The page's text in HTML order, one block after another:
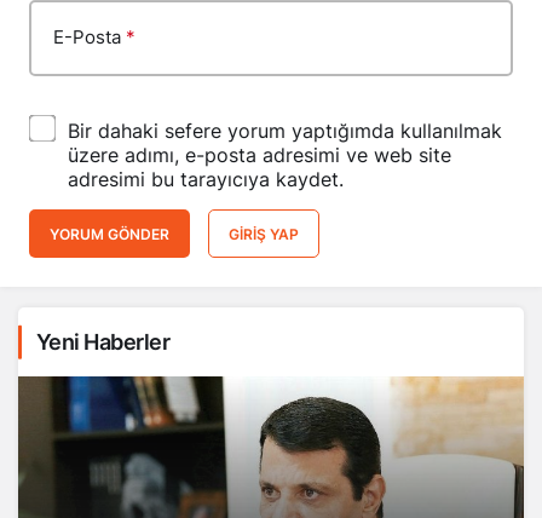
E-Posta *
Bir dahaki sefere yorum yaptığımda kullanılmak
üzere adımı, e-posta adresimi ve web site
adresimi bu tarayıcıya kaydet.
YORUM GÖNDER GIRIŞ YAP
Yeni Haberler